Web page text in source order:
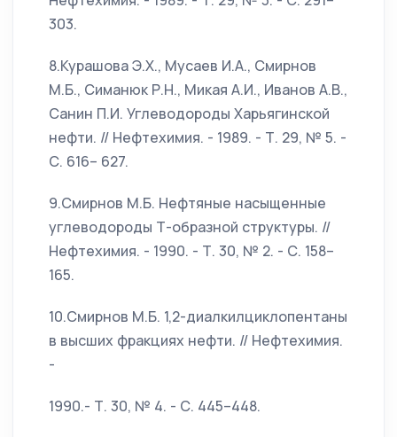
303.
8.Курашова Э.Х., Мусаев И.А., Смирнов
М.Б., Симанюк Р.Н., Микая А.И., Иванов А.В.,
Санин П.И. Углеводороды Харьягинской
нефти. // Нефтехимия. - 1989. - Т. 29, № 5. -
С. 616– 627.
9.Смирнов М.Б. Нефтяные насыщенные
углеводороды Т-образной структуры. //
Нефтехимия. - 1990. - Т. 30, № 2. - С. 158–
165.
10.Смирнов М.Б. 1,2-диалкилциклопентаны
в высших фракциях нефти. // Нефтехимия.
-
1990.- Т. 30, № 4. - С. 445–448.